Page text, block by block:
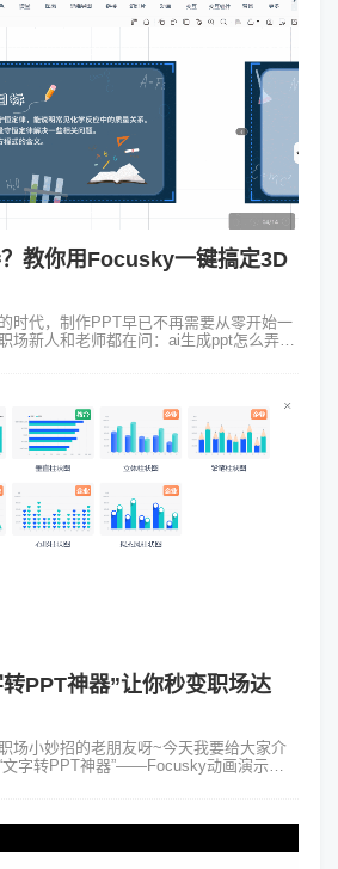
教你用Focusky一键搞定3D
时代，制作PPT早已不再需要从零开始一
场新人和老师都在问：ai生成ppt怎么弄才
PPT神器”让你秒变职场达
场小妙招的老朋友呀~今天我要给大家介
文字转PPT神器”——Focusky动画演示大